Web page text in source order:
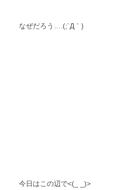
なぜだろう….(;´Д｀)
今日はこの辺で<(_ _)>